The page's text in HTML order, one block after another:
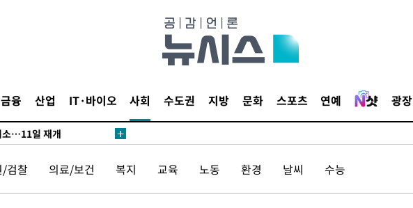
금융 산업 IT·바이오 사회 수도권 지방 문화 스포츠 연예 광장
락
계속[내일날씨]
소…11일 재개
국 무역적자 있어"
압수수색에 '충격·당황'
/검찰 의료/보건 복지 교육 노동 환경 날씨 수능